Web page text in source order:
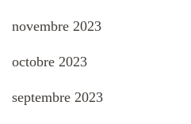
novembre 2023
octobre 2023
septembre 2023